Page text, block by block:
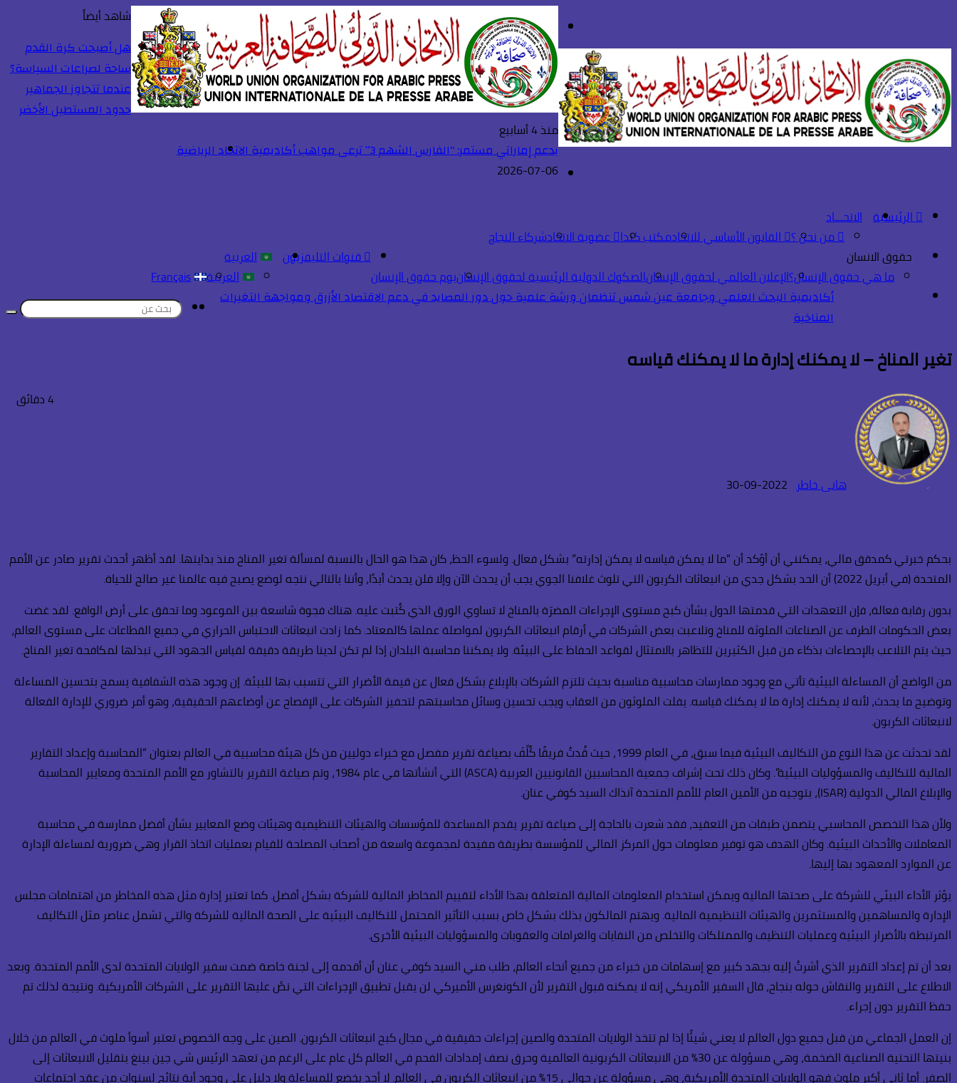
بحث
عن
تسجيل
الدخول
القائمة
الرئيسية الاتحـــاد
من نحن ؟ القانون الأساسي للاتحادمكتب كندا عضوية الاتحادشركاء النجاح
حقوق الانسان
ما هي حقوق الإنسان؟الإعلان العالمي لحقوق الإنسانالصكوك الدولية الرئيسية لحقوق الإنسانيوم حقوق الإنسان
قنوات التليفزيون
العربية
العربية
Français
تسجيل
تغير المناخ – لا يمكنك إدارة ما لا يمكنك قياسه
هانى خاطر 2022-09-30
4 دقائق
بحكم خبرتي كمدقق مالي، يمكنني أن أؤكد أن “ما لا يمكن قياسه لا يمكن إدارته” بشكل فعال. ولسوء الحظ، كان هذا هو الحال بالنسبة لمسألة تغير المناخ منذ بدايتها. لقد أظهر أحدث تقرير صادر عن الأمم
المتحدة (في أبريل 2022) أن الحد بشكل جدي من انبعاثات الكربون التي تلوث غلافنا الجوي يجب أن يحدث الآن وإلا فلن يحدث أبدًا، وأننا بالتالي نتجه لوضع يصبح فيه عالمنا غير صالح للحياة.
بدون رقابة فعالة، فإن التعهدات التي قدمتها الدول بشأن كبح مستوى الإجراءات المضرّة بالمناخ لا تساوي الورق الذي كُتبت عليه. هناك فجوة شاسعة بين الموعود وما تحقق على أرض الواقع. لقد غضت
بعض الحكومات الطرف عن الصناعات الملوثة للمناخ وتلاعبت بعض الشركات في أرقام انبعاثات الكربون لمواصلة عملها كالمعتاد. كما زادت انبعاثات الاحتباس الحراري في جميع القطاعات على مستوى العالم،
حيث يتم التلاعب بالإحصاءات بذكاء من قبل الكثيرين للتظاهر بالامتثال لقواعد الحفاظ على البيئة. ولا يمكننا محاسبة البلدان إذا لم تكن لدينا طريقة دقيقة لقياس الجهود التي تبذلها لمكافحة تغير المناخ.
من الواضح أن المساءلة البيئية تأتي مع وجود ممارسات محاسبية مناسبة بحيث تلتزم الشركات بالإبلاغ بشكل فعال عن قيمة الأضرار التي تتسبب بها للبيئة. إن وجود هذه الشفافية يسمح بتحسين المساءلة
وتوضيح ما يحدث، لأنه لا يمكنك إدارة ما لا يمكنك قياسه. يفلت الملوثون من العقاب ويجب تحسين وسائل محاسبتهم لتحفيز الشركات على الإفصاح عن أوضاعهم الحقيقية، وهو أمر ضروري للإدارة الفعالة
لانبعاثات الكربون.
لقد تحدثت عن هذا النوع من التكاليف البيئية فيما سبق، في العام 1999، حيث قُدتُ فريقًا كُلِّفَ بصياغة تقرير مفصل مع خبراء دوليين من كل هيئة محاسبية في العالم بعنوان “المحاسبة وإعداد التقارير
المالية للتكاليف والمسؤوليات البيئية”. وكان ذلك تحت إشراف جمعية المحاسبين القانونيين العربية (ASCA) التي أنشأتها في عام 1984، وتم صياغة التقرير بالتشاور مع الأمم المتحدة ومعايير المحاسبة
والإبلاغ المالي الدولية (ISAR)، بتوجيه من الأمين العام للأمم المتحدة آنذاك السيد كوفي عنان.
ولأن هذا التخصص المحاسبي يتضمن طبقات من التعقيد، فقد شعرت بالحاجة إلى صياغة تقرير يقدم المساعدة للمؤسسات والهيئات التنظيمية وهيئات وضع المعايير بشأن أفضل ممارسة في محاسبة
المعاملات والأحداث البيئية. وكان الهدف هو توفير معلومات حول المركز المالي للمؤسسة بطريقة مفيدة لمجموعة واسعة من أصحاب المصلحة للقيام بعمليات اتخاذ القرار وهي ضرورية لمساءلة الإدارة
عن الموارد المعهود بها إليها.
يؤثر الأداء البيئي للشركة على صحتها المالية ويمكن استخدام المعلومات المالية المتعلقة بهذا الأداء لتقييم المخاطر المالية للشركة بشكل أفضل. كما تعتبر إدارة مثل هذه المخاطر من اهتمامات مجلس
الإدارة والمساهمين والمستثمرين والهيئات التنظيمية المالية. ويهتم المالكون بذلك بشكل خاص بسبب التأثير المحتمل للتكاليف البيئية على الصحة المالية للشركة والتي تشمل عناصر مثل التكاليف
المرتبطة بالأضرار البيئية وعمليات التنظيف والممتلكات والتخلص من النفايات والغرامات والعقوبات والمسؤوليات البيئية الأخرى.
بعد أن تم إعداد التقرير الذي أشرتُ إليه بجهد كبير مع إسهامات من خبراء من جميع أنحاء العالم، طلب مني السيد كوفي عنان أن أقدمه إلى لجنة خاصة ضمت سفير الولايات المتحدة لدى الأمم المتحدة. وبعد
الاطلاع على التقرير والنقاش حوله بنجاح، قال السفير الأمريكي إنه لا يمكنه قبول التقرير لأن الكونغرس الأميركي لن يقبل تطبيق الإجراءات التي نصَّ عليها التقرير على الشركات الأمريكية. ونتيجة لذلك تم
حفظ التقرير دون إجراء.
إن العمل الجماعي من قبل جميع دول العالم لا يعني شيئًا إذا لم تتخذ الولايات المتحدة والصين إجراءات حقيقية في مجال كبح انبعاثات الكربون. الصين على وجه الخصوص تعتبر أسوأ ملوث في العالم من خلال
بنيتها التحتية الصناعية الضخمة، وهي مسؤولة عن 30٪ من الانبعاثات الكربونية العالمية وحرق نصف إمدادات الفحم في العالم كل عام على الرغم من تعهد الرئيس شي جين بينغ بتقليل الانبعاثات إلى
الصفر. أما ثاني أكبر ملوث فهو الولايات المتحدة الأمريكية، وهي مسؤولة عن حوالي 15٪ من انبعاثات الكربون في العالم. لا أحد يخضع للمساءلة ولا دليل على وجود أية نتائج لسنوات من عقد اجتماعات
شاهد أيضاً
هل أصبحت كرة القدم
ساحة لصراعات السياسة؟
عندما تتجاوز الجماهير
حدود المستطيل الأخضر
منذ 4 أسابيع
بدعم إماراتي مستمر: “الفارس الشهم 3” ترعى مواهب أكاديمية الاتحاد الرياضية
2026-07-06
أكاديمية البحث العلمي وجامعة عين شمس تنظمان ورشة علمية حول دور المصايد في دعم الاقتصاد الأزرق ومواجهة التغيرات
المناخية